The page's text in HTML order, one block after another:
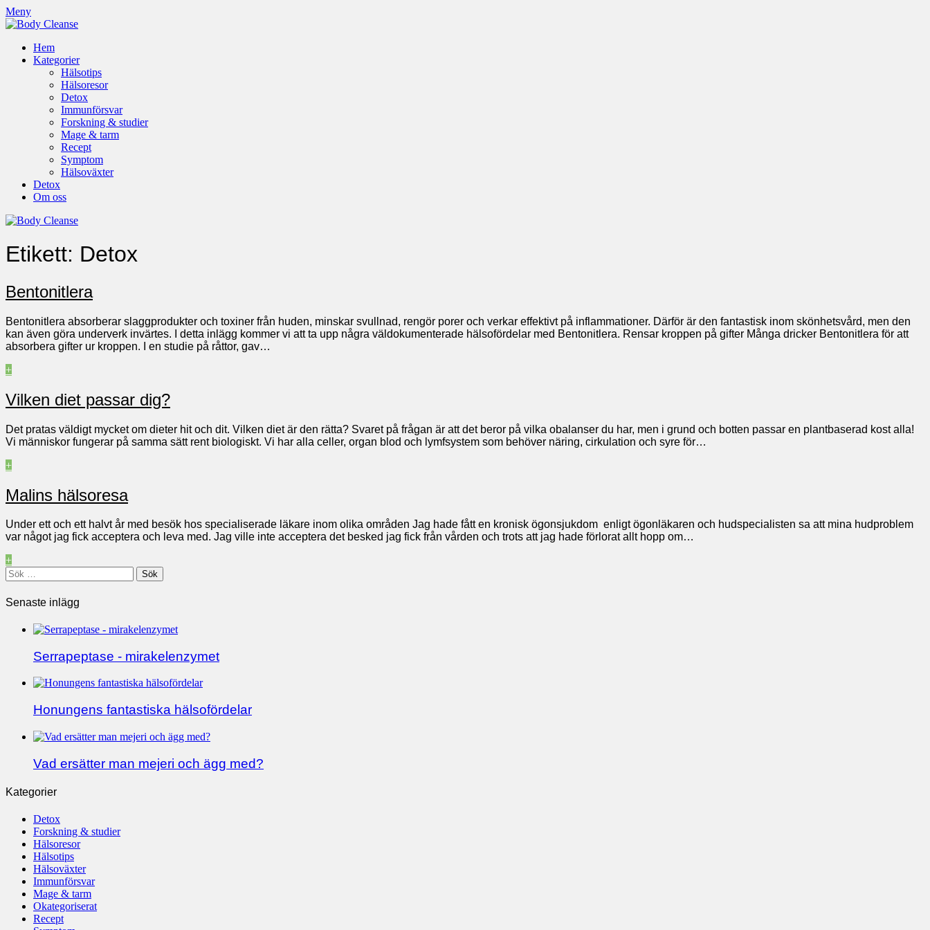
Meny
Hem
Kategorier
Hälsotips
Hälsoresor
Detox
Immunförsvar
Forskning & studier
Mage & tarm
Recept
Symptom
Hälsoväxter
Detox
Om oss
Etikett: Detox
Bentonitlera
Bentonitlera absorberar slaggprodukter och toxiner från huden, minskar svullnad, rengör porer och verkar effektivt på inflammationer. Därför är den fantastisk inom skönhetsvård, men den
kan även göra underverk invärtes. I detta inlägg kommer vi att ta upp några väldokumenterade hälsofördelar med Bentonitlera. Rensar kroppen på gifter Många dricker Bentonitlera för att
absorbera gifter ur kroppen. I en studie på råttor, gav…
+
Vilken diet passar dig?
Det pratas väldigt mycket om dieter hit och dit. Vilken diet är den rätta? Svaret på frågan är att det beror på vilka obalanser du har, men i grund och botten passar en plantbaserad kost alla!
Vi människor fungerar på samma sätt rent biologiskt. Vi har alla celler, organ blod och lymfsystem som behöver näring, cirkulation och syre för…
+
Malins hälsoresa
Under ett och ett halvt år med besök hos specialiserade läkare inom olika områden Jag hade fått en kronisk ögonsjukdom enligt ögonläkaren och hudspecialisten sa att mina hudproblem
var något jag fick acceptera och leva med. Jag ville inte acceptera det besked jag fick från vården och trots att jag hade förlorat allt hopp om…
+
Sök
efter:
Senaste inlägg
Serrapeptase - mirakelenzymet
Honungens fantastiska hälsofördelar
Vad ersätter man mejeri och ägg med?
Kategorier
Detox
Forskning & studier
Hälsoresor
Hälsotips
Hälsoväxter
Immunförsvar
Mage & tarm
Okategoriserat
Recept